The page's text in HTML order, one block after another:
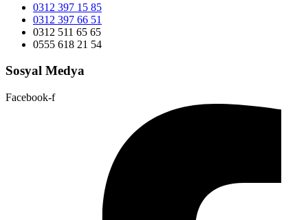
0312 397 15 85
0312 397 66 51
0312 511 65 65
0555 618 21 54
Sosyal Medya
Facebook-f